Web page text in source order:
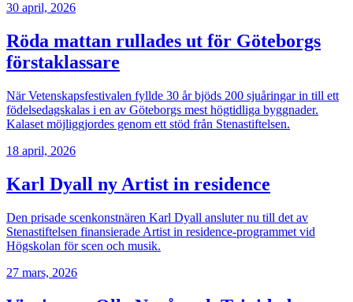
30 april, 2026
Röda mattan rullades ut för Göteborgs
förstaklassare
När Vetenskapsfestivalen fyllde 30 år bjöds 200 sjuåringar in till ett
födelsedagskalas i en av Göteborgs mest högtidliga byggnader.
Kalaset möjliggjordes genom ett stöd från Stenastiftelsen.
18 april, 2026
Karl Dyall ny Artist in residence
Den prisade scenkonstnären Karl Dyall ansluter nu till det av
Stenastiftelsen finansierade Artist in residence-programmet vid
Högskolan för scen och musik.
27 mars, 2026